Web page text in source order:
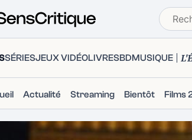
SÉRIESJEUX VIDÉOLIVRESBDMUSIQUE
Actualité Streaming Bientôt Films